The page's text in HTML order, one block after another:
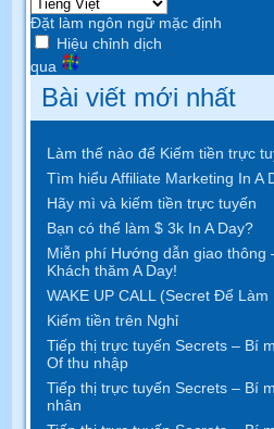
Đặt làm ngôn ngữ mặc định
Hiệu chỉnh dịch
qua
Bài viết mới nhất
Làm thế nào để Kiếm tiền trực
Tìm hiểu Affiliate Marketing In A
Hãy mì và kiếm tiền trực tuyến
Bạn có thể làm $ 3k In A Day?
Miễn phí Hướng dẫn giao thông
Khách thăm A Day!
WAKE UP CALL (Secret Để
Kiếm tiền trên Nghỉ
Tiếp thị trực tuyến Secrets – Bí
Of thu nhập
Tiếp thị trực tuyến Secrets – Bí
nhân